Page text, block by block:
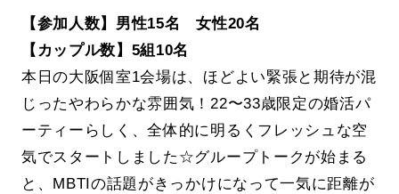
【参加人数】男性15名 女性20名
【カップル数】5組10名
本日の大阪個室1会場は、ほどよい緊張と期待が混
じったやわらかな雰囲気！22〜33歳限定の婚活パ
ーティーらしく、全体的に明るくフレッシュな空
気でスタートしました☆グループトークが始まる
と、MBTIの話題がきっかけになって一気に距離が